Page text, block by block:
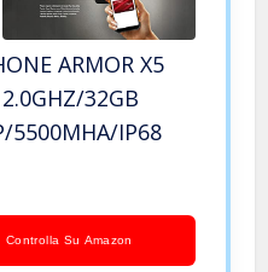
ARMOR X5
32GB
5500MHA/IP68
Controlla Su Amazon